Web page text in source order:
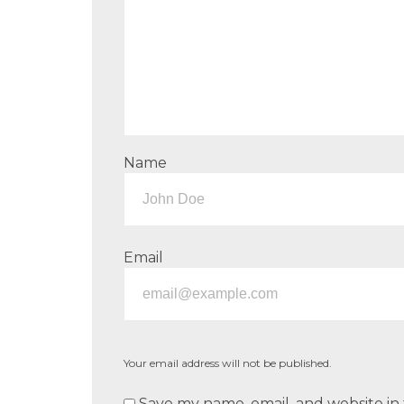
Name
Email
Your email address will not be published.